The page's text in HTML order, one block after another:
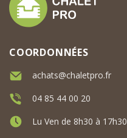
COORDONNÉES
achats@chaletpro.fr
04 85 44 00 20
Lu Ven de 8h30 à 17h30